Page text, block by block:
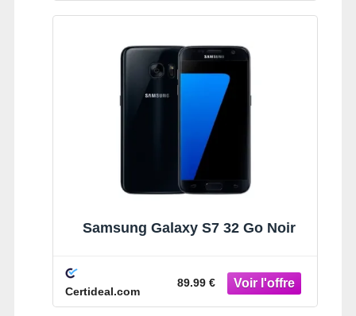
Samsung Galaxy S7 32 Go Noir
Certideal.com
89.99 €